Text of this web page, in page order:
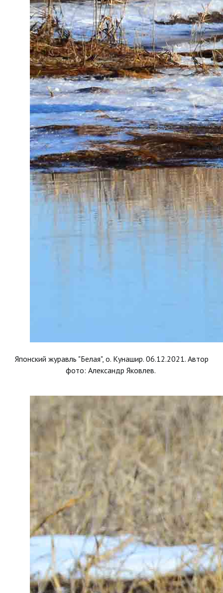
Японский журавль "Белая", о. Кунашир. 06.12.2021. Автор
фото: Александр Яковлев.